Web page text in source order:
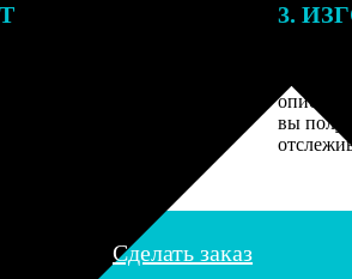
3.
вы
Сделать заказ